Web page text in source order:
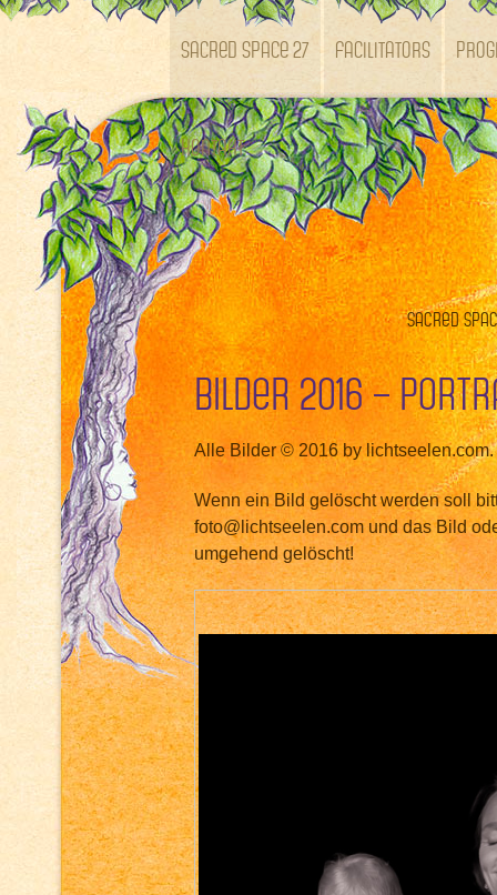
SACRED SPACE 27 Facilitators
Kontakt
Sacred
Bilder 2016 –
Alle Bilder © 2016 by lichtseelen.com.
Wenn ein Bild gelöscht werden soll
foto@lichtseelen.com und das Bild
umgehend gelöscht!